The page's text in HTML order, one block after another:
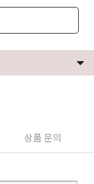
상품 문의